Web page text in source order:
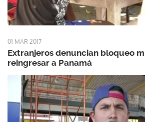
01 MAR 2017
Extranjeros denuncian bloqueo
reingresar a Panamá